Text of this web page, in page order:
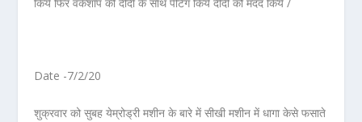
Date -7/2/20
शुक्रवार को सुबह येम्रोड्री मशीन के बारे में सीखी मशीन में धागा केसे फसाते